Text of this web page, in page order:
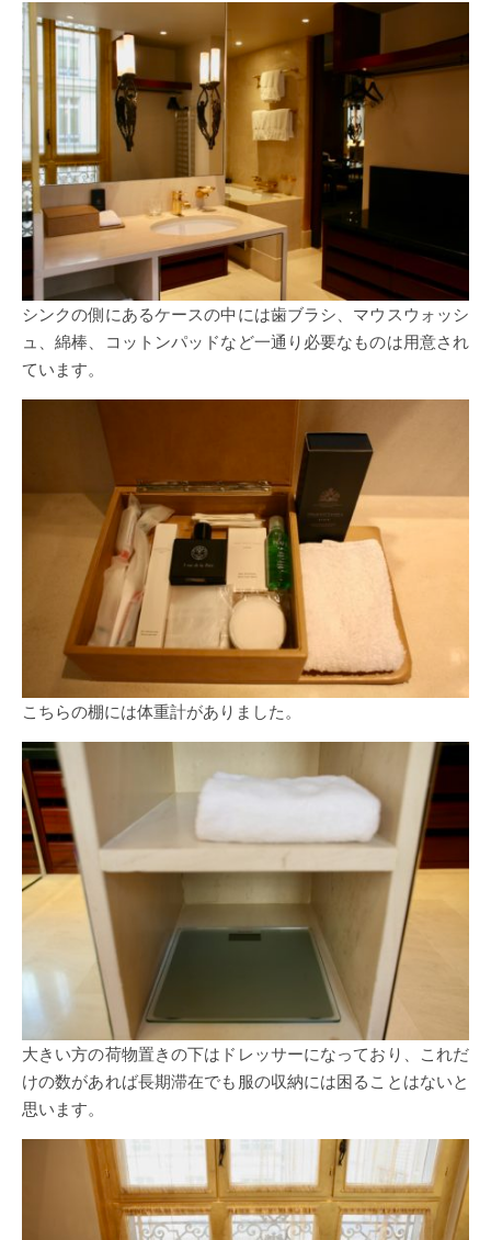
シンクの側にあるケースの中には歯ブラシ、マウスウォッシ
ュ、綿棒、コットンパッドなど一通り必要なものは用意され
ています。
こちらの棚には体重計がありました。
大きい方の荷物置きの下はドレッサーになっており、これだ
けの数があれば長期滞在でも服の収納には困ることはないと
思います。